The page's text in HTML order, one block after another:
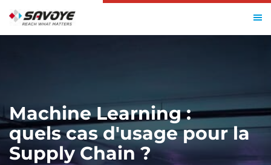
Machine Learning :
quels cas d'usage pour la
Supply Chain ?